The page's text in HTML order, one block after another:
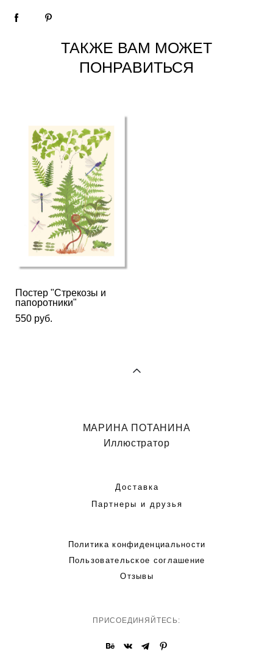
ТАКЖЕ ВАМ МОЖЕТ
ПОНРАВИТЬСЯ
Постер "Стрекозы и
папоротники"
550 pуб.
МАРИНА ПОТАНИНА
Иллюстратор
Доставка
Партнеры и друзья
Политика конфиденциальности
Пользовательское соглашение
Отзывы
ПРИСОЕДИНЯЙТЕСЬ: